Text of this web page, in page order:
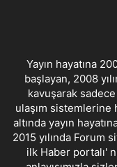
Yayın hayatına
başlayan, 2008
kavuşarak
ulaşım sistemlerine
altında yayın
2015 yılında Forum
ilk Haber portalı'